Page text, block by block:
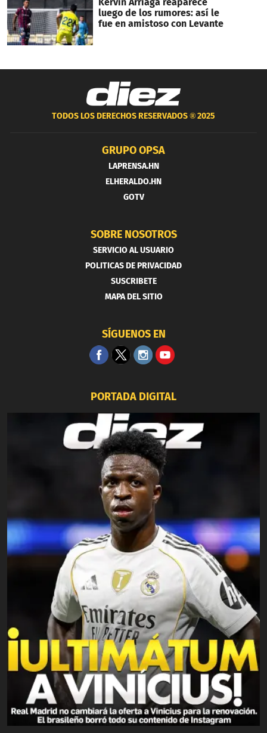
luego de los rumores: así le
fue en amistoso con Levante
TODOS LOS DERECHOS RESERVADOS ®2025
GRUPO OPSA
LAPRENSA.HN
ELHERALDO.HN
GOTV
SOBRE NOSOTROS
SERVICIO AL USUARIO
POLITICAS DE PRIVACIDAD
SUSCRIBETE
MAPA DEL SITIO
SÍGUENOS EN
PORTADA DIGITAL